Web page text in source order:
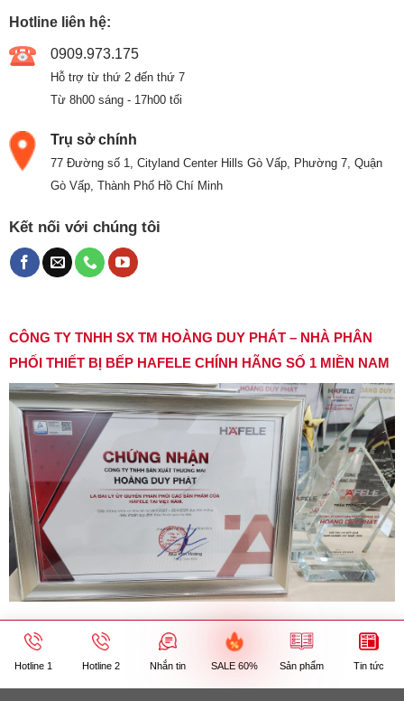
Hotline liên hệ:
0909.973.175
Hỗ trợ từ thứ 2 đến thứ 7
Từ 8h00 sáng - 17h00 tối
Trụ sở chính
77 Đường số 1, Cityland Center Hills Gò Vấp, Phường 7, Quận
Gò Vấp, Thành Phố Hồ Chí Minh
Kết nối với chúng tôi
CÔNG TY TNHH SX TM HOÀNG DUY PHÁT – NHÀ PHÂN
PHỐI THIẾT BỊ BẾP HAFELE CHÍNH HÃNG SỐ 1 MIỀN NAM
Hotline 1 Hotline 2 SALE 60% Chat Zalo 1 Chat Zalo 2
Hotline 1 Hotline 2 Nhắn tin SALE 60% Sản phẩm Tin tức